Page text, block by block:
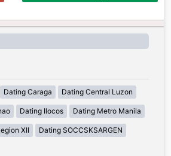
Dating Caraga Dating Central Luzon
Dating Ilocos Dating Metro Manila
XII Dating SOCCSKSARGEN